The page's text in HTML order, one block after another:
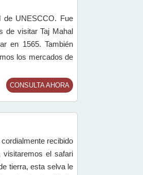
de UNESCCO. Fue
de visitar Taj Mahal
en 1565. También
los mercados de
CONSULTA AHORA
recibido
visitaremos el safari
tierra, esta selva le